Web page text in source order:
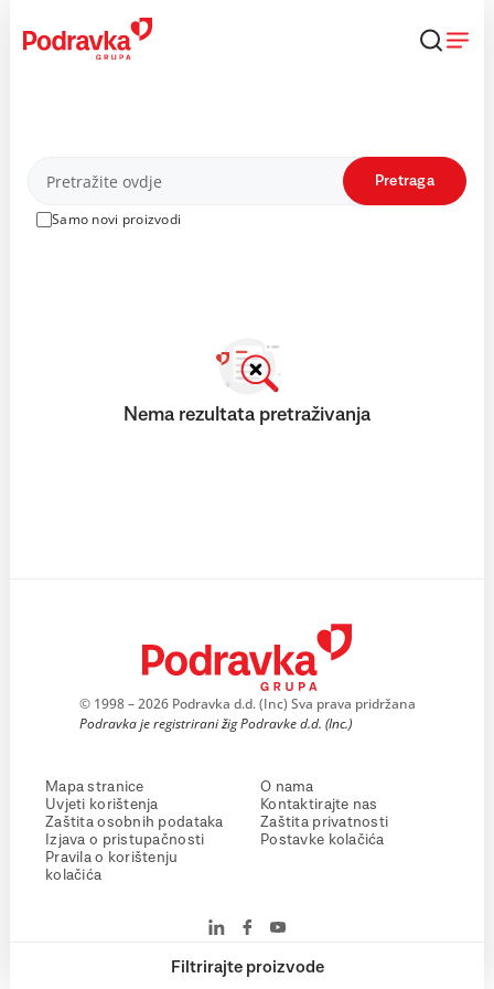
content
Proizvodi
Samo novi proizvodi
Pretraga
Filtrirajte proizvode
Nema rezultata pretraživanja
© 1998 – 2026 Podravka d.d. (Inc) Sva prava pridržana
Podravka je registrirani žig Podravke d.d. (Inc.)
Mapa stranice
Uvjeti korištenja
Zaštita osobnih podataka
Izjava o pristupačnosti
Pravila o korištenju
kolačića
O nama
Kontaktirajte nas
Zaštita privatnosti
Postavke kolačića